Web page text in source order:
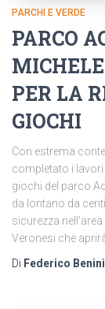
PARCHI E VERDE
PARCO
PER LA
GIOCHI
Con estrema
completato i lavori
giochi del parco
da lontano da
sicurezza
Veronesi che
Di Federico Benini